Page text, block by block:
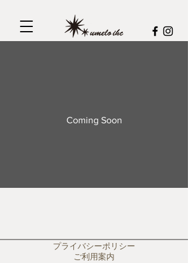
Coming Soon
プライバシーポリシー
ご利用案内